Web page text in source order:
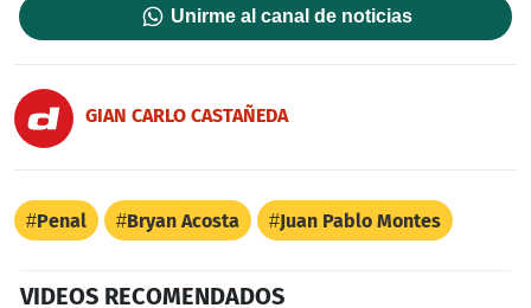
Unirme al canal de noticias
GIAN CARLO CASTAÑEDA
Penal Bryan Acosta Juan Pablo Montes
VIDEOS RECOMENDADOS